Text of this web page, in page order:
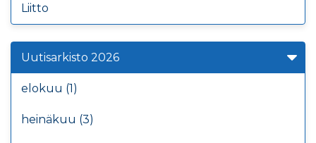
Liitto
Uutisarkisto 2026
elokuu (1)
heinäkuu (3)